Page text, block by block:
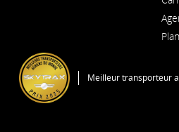
Meilleur transporteur